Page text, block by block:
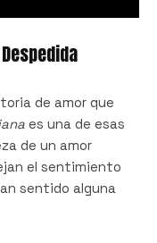
de amor que
es una de esas
de un amor
el sentimiento
sentido alguna